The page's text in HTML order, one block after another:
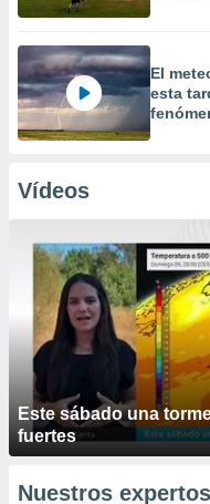
El
esta
Vídeos
Este sábado una
fuertes
Nuestros expertos